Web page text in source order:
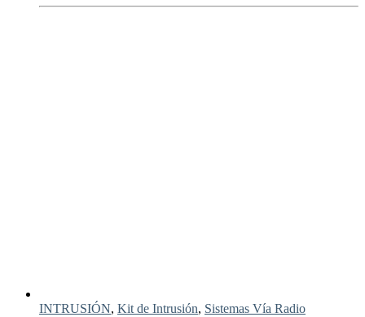
INTRUSIÓN, Kit de Intrusión, Sistemas Vía Radio